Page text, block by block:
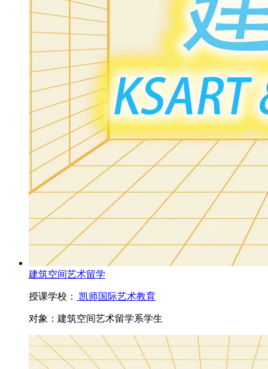
建筑空间艺术留学
授课学校： 凯师国际艺术教育
对象： 建筑空间艺术留学系学生